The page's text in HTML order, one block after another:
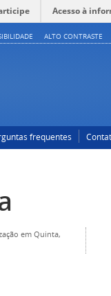
Acesso à
ALTO CONTRASTE
frequentes
em Quinta,